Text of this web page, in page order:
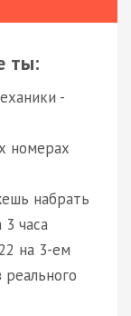
ты:
-
номерах
набрать
3 часа
на 3-ем
реального